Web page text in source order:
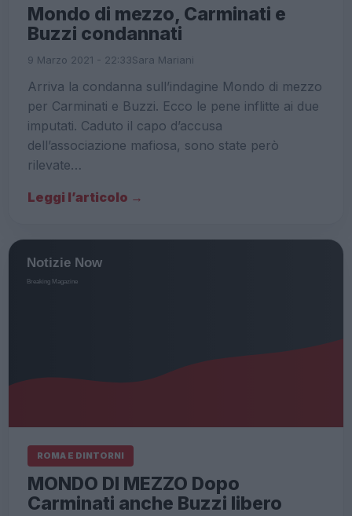
Mondo di mezzo, Carminati e
Buzzi condannati
9 Marzo 2021 - 22:33Sara Mariani
Arriva la condanna sull’indagine Mondo di mezzo
per Carminati e Buzzi. Ecco le pene inflitte ai due
imputati. Caduto il capo d’accusa
dell’associazione mafiosa, sono state però
rilevate…
Leggi l’articolo →
ROMA E DINTORNI
MONDO DI MEZZO Dopo
Carminati anche Buzzi libero